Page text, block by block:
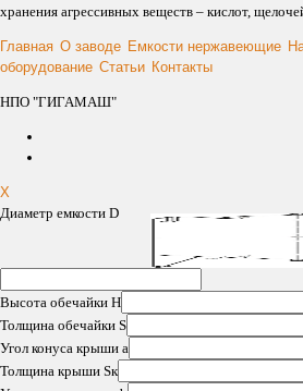
хранения агрессивных веществ – кислот,
Главная О заводе Емкости нержавеющие
оборудование Статьи Контакты
НПО "ГИГАМАШ"
X
Диаметр емкости D
Высота обечайки H
Толщина обечайки S
Угол конуса крыши a
Толщина крыши Sк